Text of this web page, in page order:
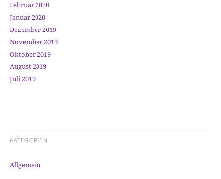
Februar 2020
Januar 2020
Dezember 2019
November 2019
Oktober 2019
August 2019
Juli 2019
KATEGORIEN
Allgemein